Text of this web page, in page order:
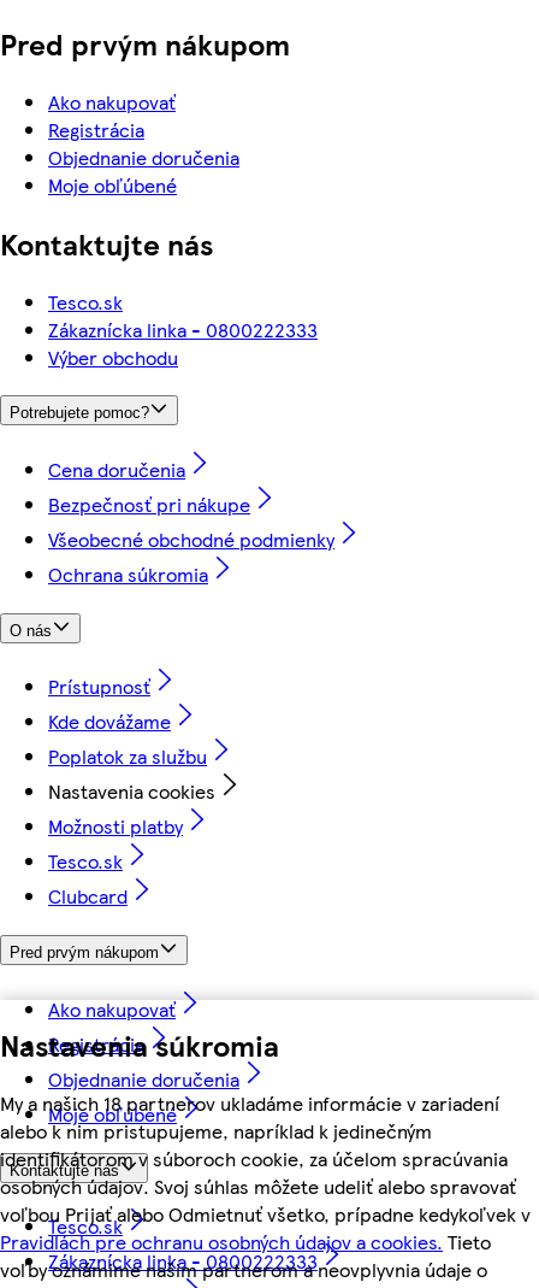
Nastavenia súkromia
My a našich 18 partnerov ukladáme informácie v zariadení
alebo k nim pristupujeme, napríklad k jedinečným
identifikátorom v súboroch cookie, za účelom spracúvania
osobných údajov. Svoj súhlas môžete udeliť alebo spravovať
voľbou Prijať alebo Odmietnuť všetko, prípadne kedykoľvek v
Pravidlách pre ochranu osobných údajov a cookies. Tieto
voľby oznámime našim partnerom a neovplyvnia údaje o
Pred prvým nákupom
Ako nakupovať
Registrácia
Objednanie doručenia
Moje obľúbené
Kontaktujte nás
Tesco.sk
Zákaznícka linka - 0800222333
Výber obchodu
Potrebujete pomoc?
Cena doručenia
Bezpečnosť pri nákupe
Všeobecné obchodné podmienky
Ochrana súkromia
O nás
Prístupnosť
Kde dovážame
Poplatok za službu
Nastavenia cookies
Možnosti platby
Tesco.sk
Clubcard
Pred prvým nákupom
Ako nakupovať
Registrácia
Objednanie doručenia
Moje obľúbené
Kontaktujte nás
Tesco.sk
Zákaznícka linka - 0800222333